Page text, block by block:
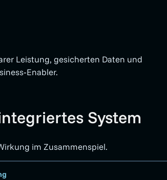
Leistung, gesicherten Daten und
System
im Zusammenspiel.